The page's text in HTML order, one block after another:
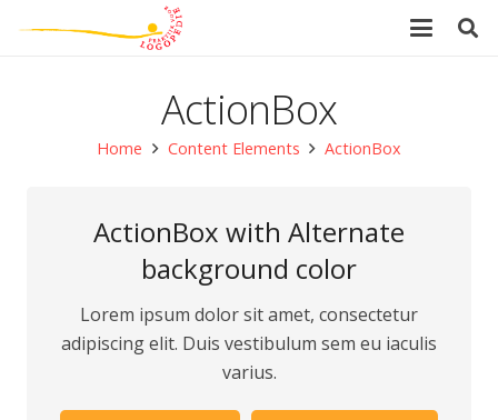
ActionBox
Home Content Elements ActionBox
ActionBox with Alternate
background color
Lorem ipsum dolor sit amet, consectetur
adipiscing elit. Duis vestibulum sem eu iaculis
varius.